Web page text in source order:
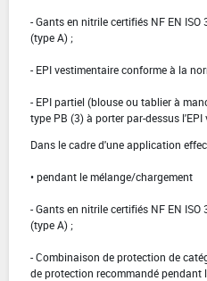
- Gants en nitrile certifiés NF EN
(type A) ;
- EPI vestimentaire conforme à la
- EPI partiel (blouse ou tablier à
type PB (3) à porter par-dessus
Dans le cadre d'une application
• pendant le mélange/chargement
- Gants en nitrile certifiés NF EN
(type A) ;
- Combinaison de protection de
de protection recommandé